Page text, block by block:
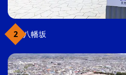
八幡坂